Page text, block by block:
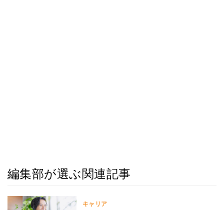
編集部が選ぶ関連記事
キャリア